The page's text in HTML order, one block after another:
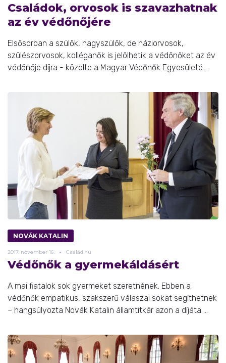
Családok, orvosok is szavazhatnak
az év védőnőjére
Elsősorban a szülők, nagyszülők, de háziorvosok,
szülészorvosok, kolléganők is jelölhetik a védőnőket az év
védőnője díjra - közölte a Magyar Védőnők Egyesületé ...
NOVÁK KATALIN
2017. november 16. Család.hu
Védőnők a gyermekáldásért
A mai fiatalok sok gyermeket szeretnének. Ebben a
védőnők empatikus, szakszerű válaszai sokat segíthetnek
– hangsúlyozta Novák Katalin államtitkár azon a díjáta ...